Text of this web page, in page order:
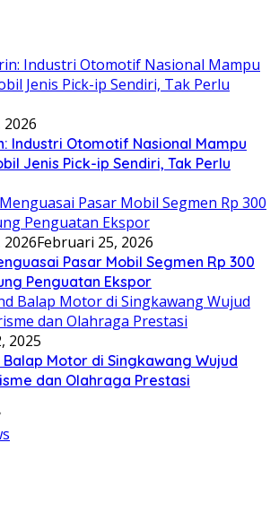
Industri Otomotif Nasional Mampu
Jenis Pick-ip Sendiri, Tak Perlu
Februari 25, 2026
Pasar Mobil Segmen Rp 300
Penguatan Ekspor
2025
Balap Motor di Singkawang Wujud
dan Olahraga Prestasi